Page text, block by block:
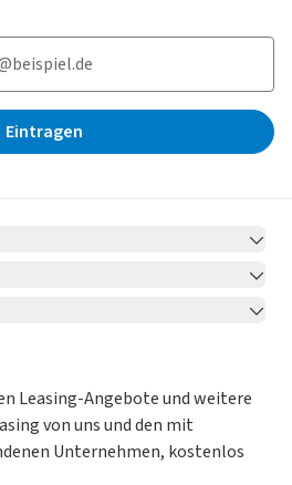
Eintragen
Leasing-Angebote und weitere
von uns und den mit
Unternehmen, kostenlos